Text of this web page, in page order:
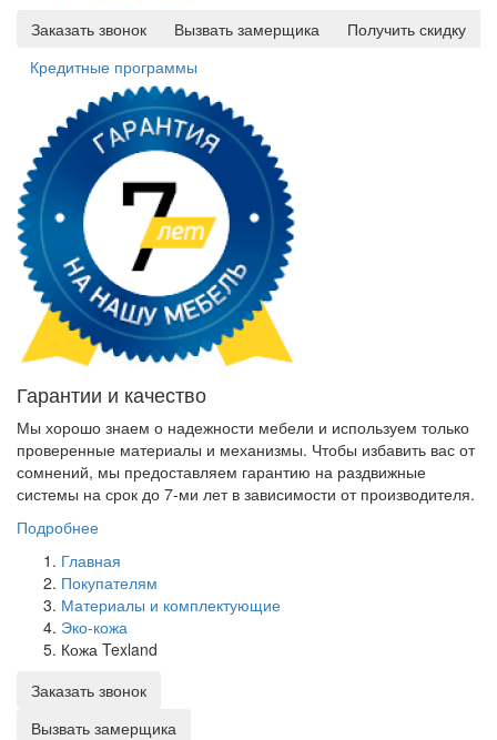
Заказать звонок
Вызвать замерщика
Получить скидку
Кредитные программы
Гарантии и качество
Мы хорошо знаем о надежности мебели и используем только
проверенные материалы и механизмы. Чтобы избавить вас от
сомнений, мы предоставляем гарантию на раздвижные
системы на срок до 7-ми лет в зависимости от производителя.
Подробнее
Главная
Покупателям
Материалы и комплектующие
Эко-кожа
Кожа Texland
Заказать звонок
Вызвать замерщика